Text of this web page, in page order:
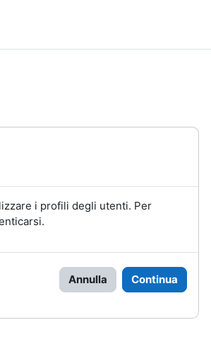
i profili degli utenti. Per
Annulla Continua